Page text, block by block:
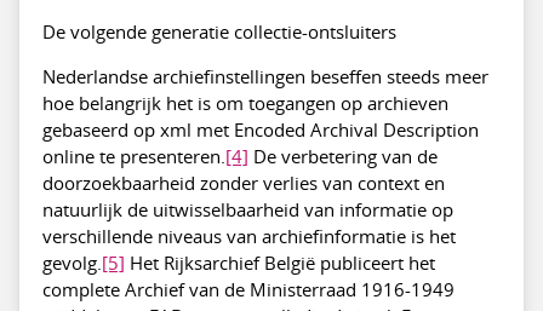
De volgende generatie collectie-ontsluiters
Nederlandse archiefinstellingen beseffen steeds meer
hoe belangrijk het is om toegangen op archieven
gebaseerd op xml met Encoded Archival Description
online te presenteren. [4] De verbetering van de
doorzoekbaarheid zonder verlies van context en
natuurlijk de uitwisselbaarheid van informatie op
verschillende niveaus van archiefinformatie is het
gevolg. [5] Het Rijksarchief België publiceert het
complete Archief van de Ministerraad 1916-1949